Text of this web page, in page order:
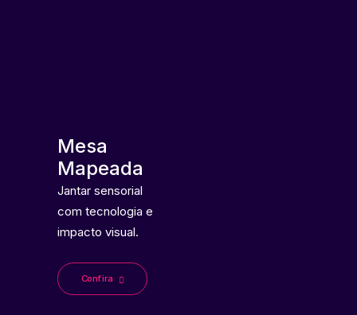
Mesa
Mapeada
Jantar sensorial
com tecnologia e
impacto visual.
Confira